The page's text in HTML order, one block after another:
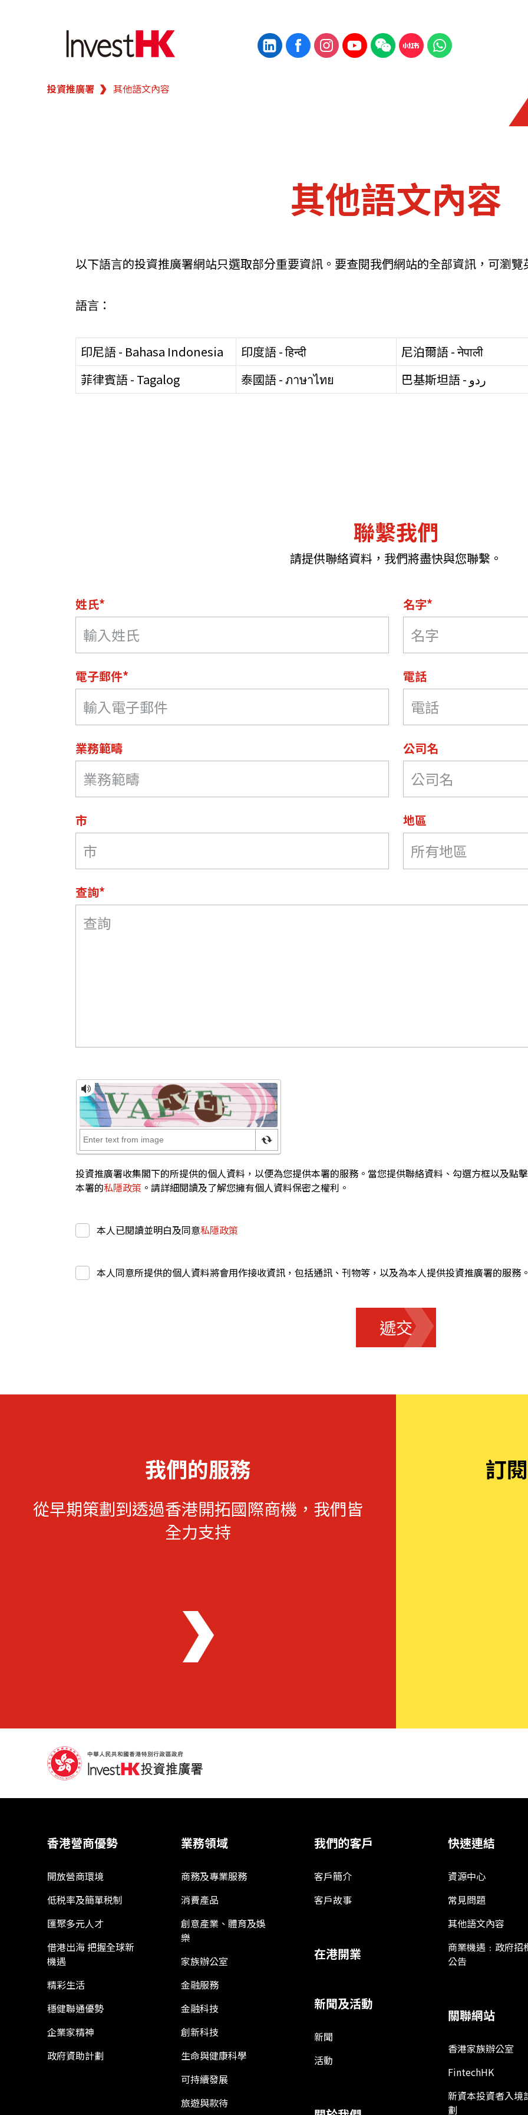
繁 简
在港開業
關於我們
聯繫我們
商業機遇﹕政府招標公告 推薦表格
關聯網站
香港家族辦公室 FintechHK 新資本投資者入境計劃
投資推廣署 其他語文內容
其他語文內容
以下語言的投資推廣署網站只選取部分重要資訊。要查閱我們網站的全部資訊，可瀏
語言：
印尼語 - Bahasa Indonesia 印度語 - हिन्दी 尼泊爾語 - नेपाली
菲律賓語 - Tagalog
泰國語 - ภาษาไทย 巴基斯坦語 - ردو
聯繫我們
請提供聯絡資料，我們將盡快與您聯繫。
姓氏* 名字*
電子郵件* 電話
業務範疇 公司名
市 地區
所有地區
查詢*
投資推廣署收集閣下的所提供的個人資料，以便為您提供本署的服務。當您提供聯絡資料、勾選方框以及點
本署的私隱政策 。請詳細閱讀及了解您擁有個人資料保密之權利。
本人已閱讀並明白及同意私隱政策
本人同意所提供的個人資料將會用作接收資訊，包括通訊、刊物等，以及為本人提供投資推廣署的服務。
遞交
我們的服務
從早期策劃到透過香港開拓國際商機，我們皆
全力支持
訂
香港營商優勢
開放營商環境
低税率及簡單税制
匯聚多元人才
借港出海 把握全球新
機遇
精彩生活
穩健聯通優勢
企業家精神
政府資助計劃
業務領域
商務及專業服務
消費產品
創意產業、體育及娛
樂
家族辦公室
金融服務
金融科技
創新科技
生命與健康科學
可持續發展
旅遊與款待
我們的客戶
客戶簡介
客戶故事
在港開業
新聞及活動
新聞
活動
快速連結
資源中心
常見問題
其他語文內容
商業機遇﹕政府招
公告
關聯網站
香港家族辦公室
FintechHK
新資本投資者入境
劃